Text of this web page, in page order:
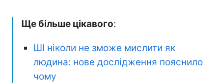
Ще більше цікавого:
ШІ ніколи не зможе мислити як
людина: нове дослідження пояснило
чому